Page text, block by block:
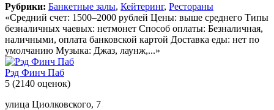
Рубрики: Банкетные залы, Кейтеринг, Рестораны
«Средний счет: 1500–2000 рублей Цены: выше среднего Типы
безналичных чаевых: нетмонет Способ оплаты: Безналичная,
наличными, оплата банковской картой Доставка еды: нет по
умолчанию Музыка: Джаз, лаунж,...»
Рэд Финч Паб
5 (2140 оценок)
улица Циолковского, 7